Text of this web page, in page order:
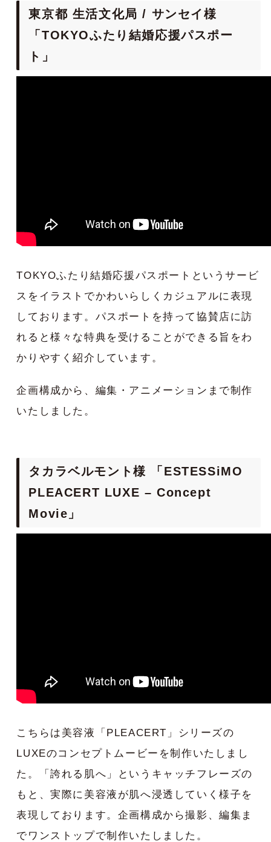
東京都 生活文化局 / サンセイ様
「TOKYOふたり結婚応援パスポー
ト」
TOKYOふたり結婚応援パスポートというサービ
スをイラストでかわいらしくカジュアルに表現
しております。パスポートを持って協賛店に訪
れると様々な特典を受けることができる旨をわ
かりやすく紹介しています。
企画構成から、編集・アニメーションまで制作
いたしました。
タカラベルモント様 「ESTESSiMO
PLEACERT LUXE – Concept
Movie」
こちらは美容液「PLEACERT」シリーズの
LUXEのコンセプトムービーを制作いたしまし
た。「誇れる肌へ」というキャッチフレーズの
もと、実際に美容液が肌へ浸透していく様子を
表現しております。企画構成から撮影、編集ま
でワンストップで制作いたしました。